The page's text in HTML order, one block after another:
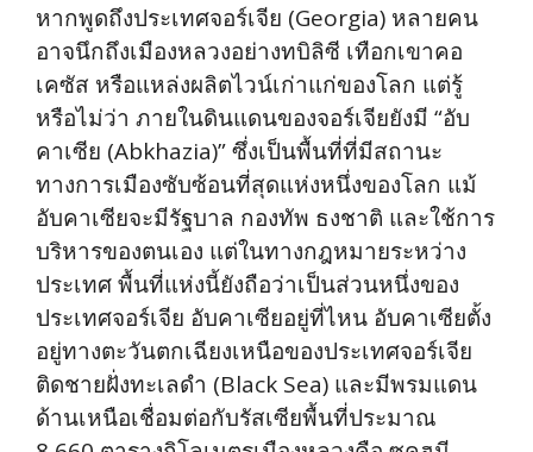
หากพูดถึงประเทศจอร์เจีย (Georgia) หลายคน
อาจนึกถึงเมืองหลวงอย่างทบิลิซี เทือกเขาคอ
เคซัส หรือแหล่งผลิตไวน์เก่าแก่ของโลก แต่รู้
หรือไม่ว่า ภายในดินแดนของจอร์เจียยังมี “อับ
คาเซีย (Abkhazia)” ซึ่งเป็นพื้นที่ที่มีสถานะ
ทางการเมืองซับซ้อนที่สุดแห่งหนึ่งของโลก แม้
อับคาเซียจะมีรัฐบาล กองทัพ ธงชาติ และใช้การ
บริหารของตนเอง แต่ในทางกฎหมายระหว่าง
ประเทศ พื้นที่แห่งนี้ยังถือว่าเป็นส่วนหนึ่งของ
ประเทศจอร์เจีย อับคาเซียอยู่ที่ไหน อับคาเซียตั้ง
อยู่ทางตะวันตกเฉียงเหนือของประเทศจอร์เจีย
ติดชายฝั่งทะเลดำ (Black Sea) และมีพรมแดน
ด้านเหนือเชื่อมต่อกับรัสเซียพื้นที่ประมาณ